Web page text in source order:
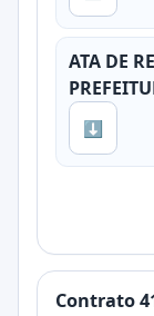
ATA DE
⬇
Contrato